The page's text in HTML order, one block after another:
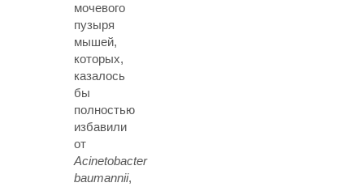
мочевого
пузыря
мышей,
которых,
казалось
бы
полностью
избавили
от
Acinetobacter
baumannii,